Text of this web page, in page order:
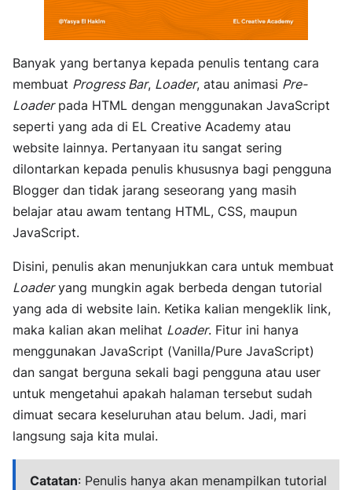
Banyak yang bertanya kepada penulis tentang cara
membuat Progress Bar, Loader, atau animasi Pre-
Loaderpada HTML dengan menggunakan JavaScript
seperti yang ada di EL Creative Academy atau
website lainnya. Pertanyaan itu sangat sering
dilontarkan kepada penulis khususnya bagi pengguna
Blogger dan tidak jarang seseorang yang masih
belajar atau awam tentang HTML, CSS, maupun
JavaScript.
Disini, penulis akan menunjukkan cara untuk membuat
Loaderyang mungkin agak berbeda dengan tutorial
yang ada di website lain. Ketika kalian mengeklik link,
maka kalian akan melihat Loader. Fitur ini hanya
menggunakan JavaScript (Vanilla/Pure JavaScript)
dan sangat berguna sekali bagi pengguna atau user
untuk mengetahui apakah halaman tersebut sudah
dimuat secara keseluruhan atau belum. Jadi, mari
langsung saja kita mulai.
Catatan: Penulis hanya akan menampilkan tutorial